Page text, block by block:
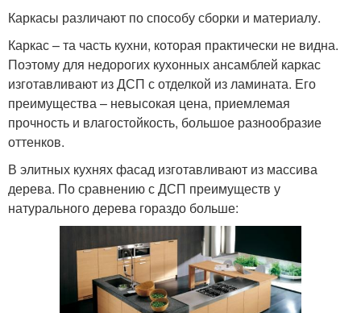
Каркасы различают по способу сборки и материалу.
Каркас – та часть кухни, которая практически не видна.
Поэтому для недорогих кухонных ансамблей каркас
изготавливают из ДСП с отделкой из ламината. Его
преимущества – невысокая цена, приемлемая
прочность и влагостойкость, большое разнообразие
оттенков.
В элитных кухнях фасад изготавливают из массива
дерева. По сравнению с ДСП преимуществ у
натурального дерева гораздо больше: